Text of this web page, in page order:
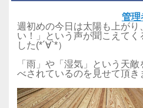
管理
週初めの今日は太陽も上が
い！」という声が聞こえてく
した(*´∀`*）
「雨」や「湿気」という天
べされているのを見せて頂き